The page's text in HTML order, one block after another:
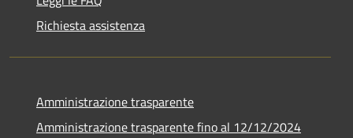
Richiesta assistenza
Amministrazione trasparente
Amministrazione trasparente fino al 12/12/2024